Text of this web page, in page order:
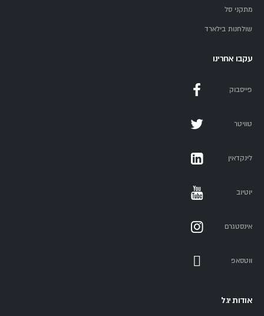
מתקני סל
שולחנות בילארד
עקבו אחרינו
פייסבוק
טוויטר
לינקדאין
יוטיוב
אינסטגרם
ווטסאפ
אודות יגל